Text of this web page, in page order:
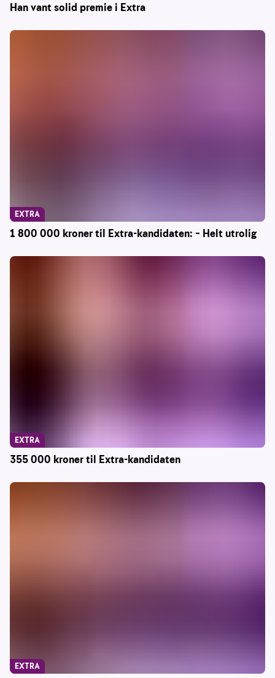
Han vant solid premie i Extra
1 800 000 kroner til Extra-kandidaten: – Helt utrolig
EXTRA
355 000 kroner til Extra-kandidaten
EXTRA
EXTRA